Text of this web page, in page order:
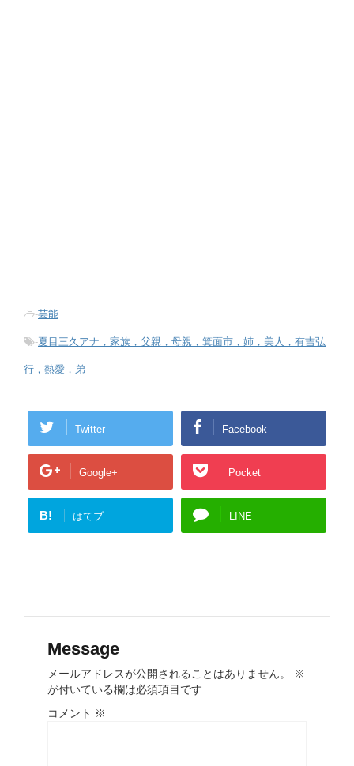
-芸能
-夏目三久アナ，家族，父親，母親，箕面市，姉，美人，有吉弘
行，熱愛，弟
Twitter Facebook
Google+ Pocket
B! はてブ LINE
Message
メールアドレスが公開されることはありません。
※
が付いている欄は必須項目です
コメント ※